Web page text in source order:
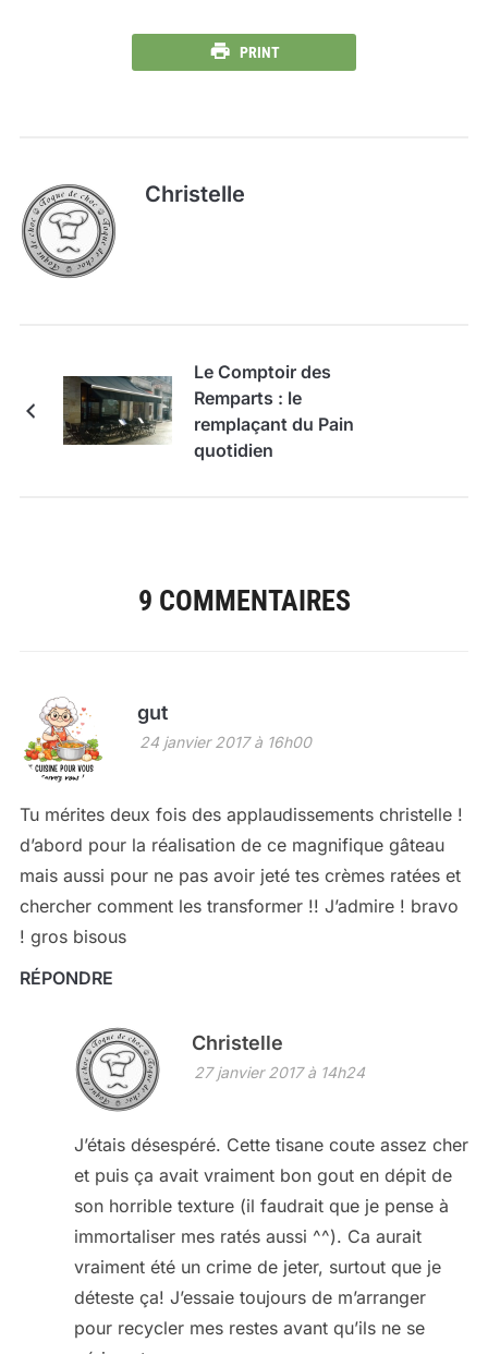
PRINT
Christelle
Le Comptoir des
Remparts : le
remplaçant du Pain
quotidien
9 COMMENTAIRES
gut
24 janvier 2017 à 16h00
Tu mérites deux fois des applaudissements christelle !
d’abord pour la réalisation de ce magnifique gâteau
mais aussi pour ne pas avoir jeté tes crèmes ratées et
chercher comment les transformer !! J’admire ! bravo
! gros bisous
RÉPONDRE
Christelle
27 janvier 2017 à 14h24
J’étais désespéré. Cette tisane coute assez cher
et puis ça avait vraiment bon gout en dépit de
son horrible texture (il faudrait que je pense à
immortaliser mes ratés aussi ^^). Ca aurait
vraiment été un crime de jeter, surtout que je
déteste ça! J’essaie toujours de m’arranger
pour recycler mes restes avant qu’ils ne se